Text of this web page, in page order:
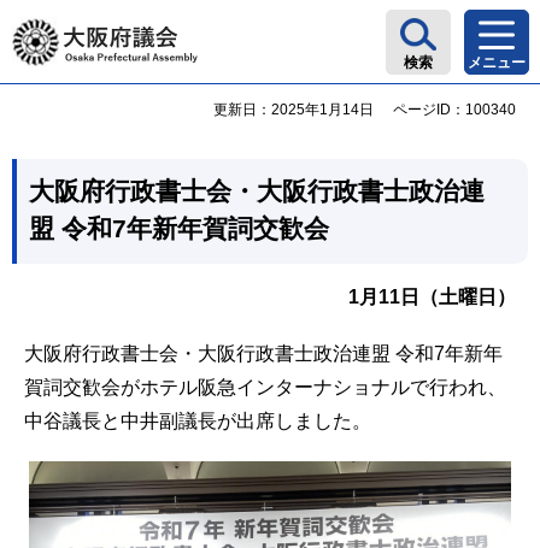
大阪府議会
検索 メニュー
更新日：2025年1月14日 ページID：100340
大阪府行政書士会・大阪行政書士政治連
盟 令和7年新年賀詞交歓会
1月11日（土曜日）
大阪府行政書士会・大阪行政書士政治連盟 令和7年新年
賀詞交歓会がホテル阪急インターナショナルで行われ、
中谷議長と中井副議長が出席しました。